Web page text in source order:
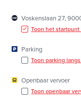
Voskenslaan 27,
Toon het startpunt
Parking
Toon parking
Openbaar vervoer
Toon openbaar